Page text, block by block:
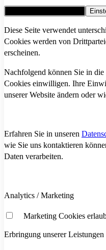
Diese Seite verwendet
Cookies werden von
erscheinen.
Nachfolgend können Sie in
Cookies einwilligen. Ihre
unserer Website ändern oder
Erfahren Sie in unseren
wie Sie uns kontaktieren
Daten verarbeiten.
Analytics / Marketing
Marketing Cookies
Erbringung unserer